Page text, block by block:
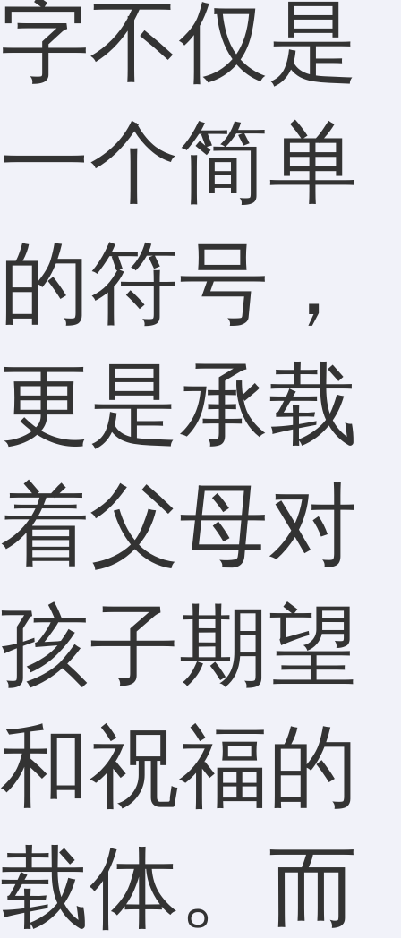
字不仅是
一个简单
的符号，
更是承载
着父母对
孩子期望
和祝福的
载体。而